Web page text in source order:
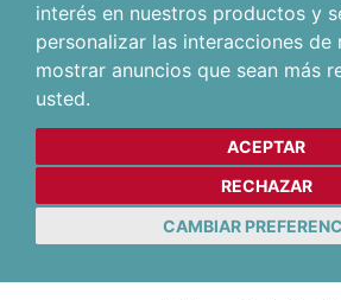
interés en nuestros productos y
personalizar las interacciones de
mostrar anuncios que sean más
usted.
ACEPTAR
RECHAZAR
CAMBIAR